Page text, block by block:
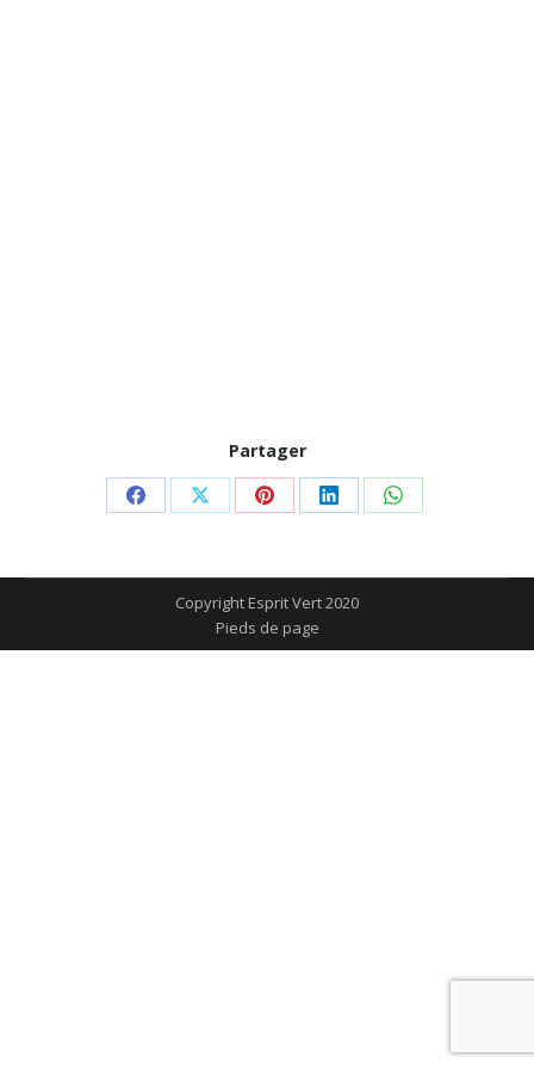
Partager
Partager
Facebook
Partager
X
Partager
Pinterest
Partager
LinkedIn
Partager
WhatsApp
Copyright Esprit Vert 2020
Pieds de page